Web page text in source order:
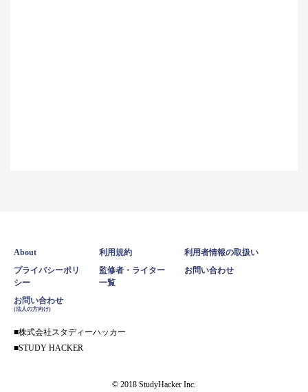
About 利用規約 利用者情報の取扱い
プライバシーポリ
シー
監修者・ライター
一覧
お問い合わせ
お問い合わせ
(法人の方向け)
株式会社スタディーハッカー
STUDY HACKER
© 2018 StudyHacker Inc.